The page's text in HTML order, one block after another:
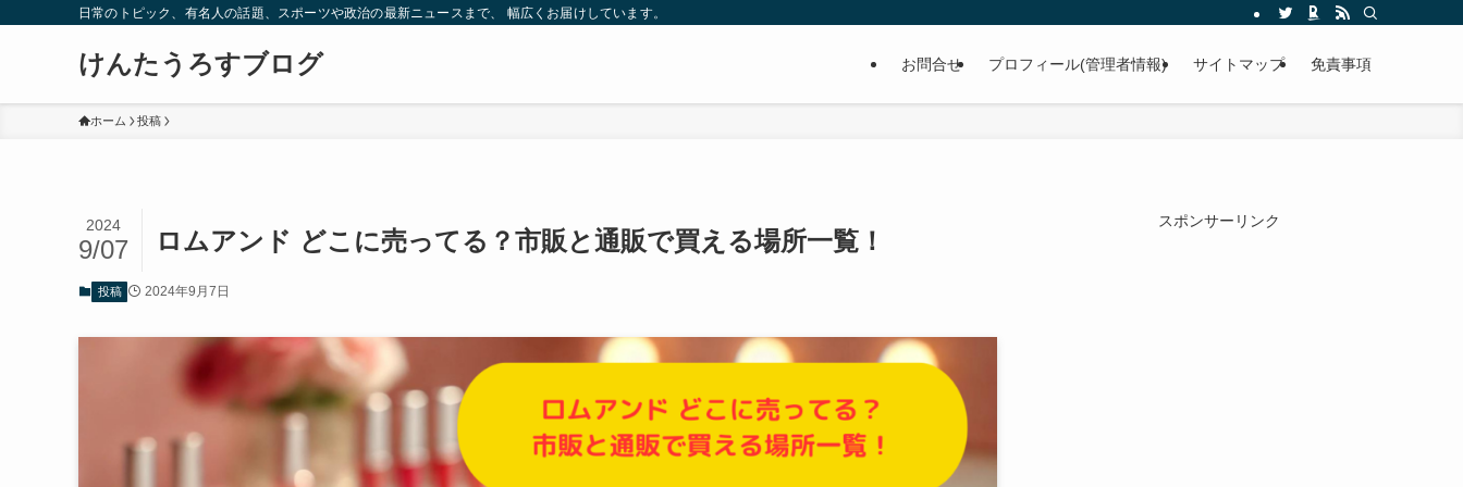
日常のトピック、有名人の話題、スポーツや政治の最新ニュースまで、 幅広くお届けしています。
けんたうろすブログ お問合せ プロフィール(管理者情報) サイトマップ 免責事項
ホーム 投稿
ロムアンド どこに売ってる？市販と通販で買える場所一覧！
2024
9/07
投稿 2024年9月7日
スポンサーリンク